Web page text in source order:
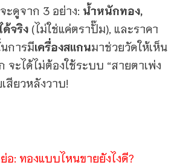
ะดูจาก 3 อย่าง: น้ำหนักทอง,
จริง (ไม่ใช่แค่ตราปั๊ม), และราคา
การมีเครื่องสแกนมาช่วยวัดให้เห็น
ะได้ไม่ต้องใช้ระบบ “สายตาเพ่ง
สียวหลังวาบ!
อ: ทองแบบไหนขายยังไงดี?